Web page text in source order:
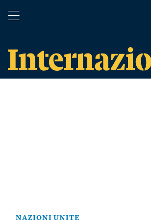
NAZIONI UNITE